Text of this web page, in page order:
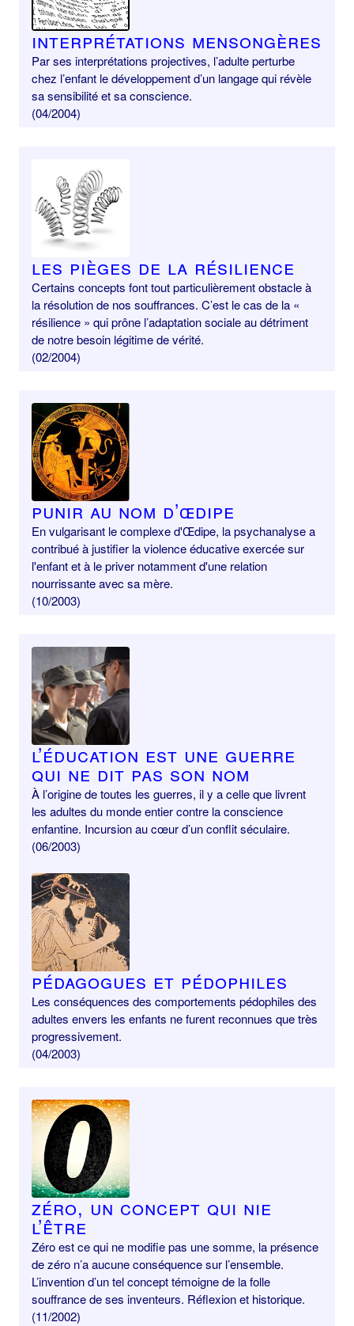
Interprétations mensongères
Par ses interprétations projectives, l’adulte perturbe
chez l’enfant le développement d’un langage qui révèle
sa sensibilité et sa conscience.
(04/2004)
Les pièges de la résilience
Certains concepts font tout particulièrement obstacle à
la résolution de nos souffrances. C’est le cas de la «
résilience » qui prône l’adaptation sociale au détriment
de notre besoin légitime de vérité.
(02/2004)
Punir au nom d’Œdipe
En vulgarisant le complexe d'Œdipe, la psychanalyse a
contribué à justifier la violence éducative exercée sur
l'enfant et à le priver notamment d'une relation
nourrissante avec sa mère.
(10/2003)
L’éducation est une guerre
qui ne dit pas son nom
À l’origine de toutes les guerres, il y a celle que livrent
les adultes du monde entier contre la conscience
enfantine. Incursion au cœur d’un conflit séculaire.
(06/2003)
Pédagogues et pédophiles
Les conséquences des comportements pédophiles des
adultes envers les enfants ne furent reconnues que très
progressivement.
(04/2003)
Zéro, un concept qui nie
l’être
Zéro est ce qui ne modifie pas une somme, la présence
de zéro n’a aucune conséquence sur l’ensemble.
L’invention d’un tel concept témoigne de la folle
souffrance de ses inventeurs. Réflexion et historique.
(11/2002)